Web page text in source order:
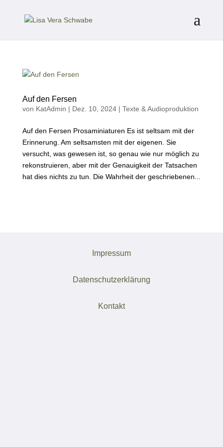
Auf den Fersen
von KatAdmin | Dez. 10, 2024| Texte & Audioproduktion
Auf den Fersen Prosaminiaturen Es ist seltsam mit der
Erinnerung. Am seltsamsten mit der eigenen. Sie
versucht, was gewesen ist, so genau wie nur möglich zu
rekonstruieren, aber mit der Genauigkeit der Tatsachen
hat dies nichts zu tun. Die Wahrheit der geschriebenen...
Impressum
Datenschutzerklärung
Kontakt